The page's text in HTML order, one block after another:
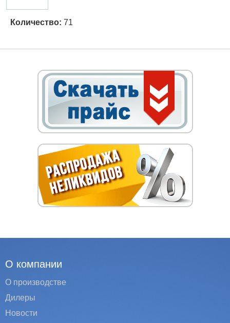
Количество: 71
О компании
О производстве
Дилеры
Новости